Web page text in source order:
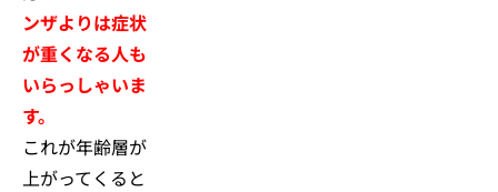
ンザよりは症状
が重くなる人も
いらっしゃいま
す。
これが年齢層が
上がってくると